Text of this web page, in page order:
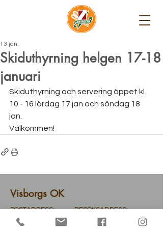
Skiduthyrning helgen 17-18
januari
13 jan.
Skiduthyrning och servering öppet kl.
10 - 16 lördag 17 jan och söndag 18
jan.
Välkommen!
Visborgs OK
POSTADRESS:
Visborgs OK
BESÖKSADRESS:
Follingbo Stora Vede 385